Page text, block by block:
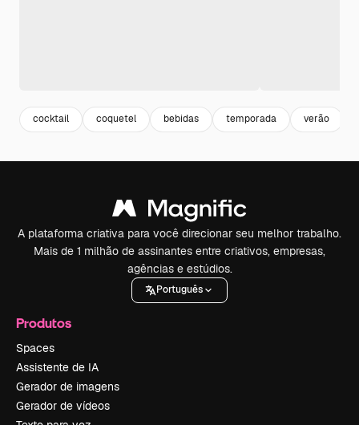
cocktail coquetel bebidas temporada verão
A plataforma criativa para você direcionar seu melhor trabalho.
Mais de 1 milhão de assinantes entre criativos, empresas,
agências e estúdios.
Português
Produtos
Spaces
Assistente de IA
Gerador de imagens
Gerador de vídeos